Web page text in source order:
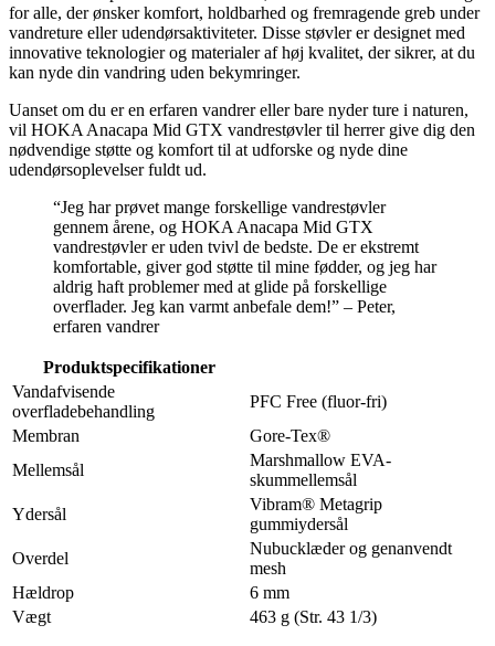
for alle, der ønsker komfort, holdbarhed og fremragende greb under
vandreture eller udendørsaktiviteter. Disse støvler er designet med
innovative teknologier og materialer af høj kvalitet, der sikrer, at du
kan nyde din vandring uden bekymringer.
Uanset om du er en erfaren vandrer eller bare nyder ture i naturen,
vil HOKA Anacapa Mid GTX vandrestøvler til herrer give dig den
nødvendige støtte og komfort til at udforske og nyde dine
udendørsoplevelser fuldt ud.
“Jeg har prøvet mange forskellige vandrestøvler
gennem årene, og HOKA Anacapa Mid GTX
vandrestøvler er uden tvivl de bedste. De er ekstremt
komfortable, giver god støtte til mine fødder, og jeg har
aldrig haft problemer med at glide på forskellige
overflader. Jeg kan varmt anbefale dem!” – Peter,
erfaren vandrer
Produktspecifikationer
Vandafvisende
overfladebehandling
PFC Free (fluor-fri)
Membran
Gore-Tex®
Mellemsål
Marshmallow EVA-
skummellemsål
Ydersål
Vibram® Metagrip
gummiydersål
Overdel
Nubucklæder og genanvendt
mesh
Hældrop
6 mm
Vægt
463 g (Str. 43 1/3)